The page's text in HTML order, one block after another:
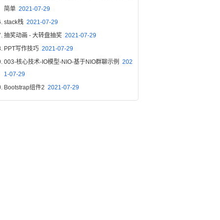
简单 2021-07-29
stack栈 2021-07-29
抽奖动画 - 大转盘抽奖 2021-07-29
PPT写作技巧 2021-07-29
003-核心技术-IO模型-NIO-基于NIO群聊示例 202
1-07-29
Bootstrap组件2 2021-07-29